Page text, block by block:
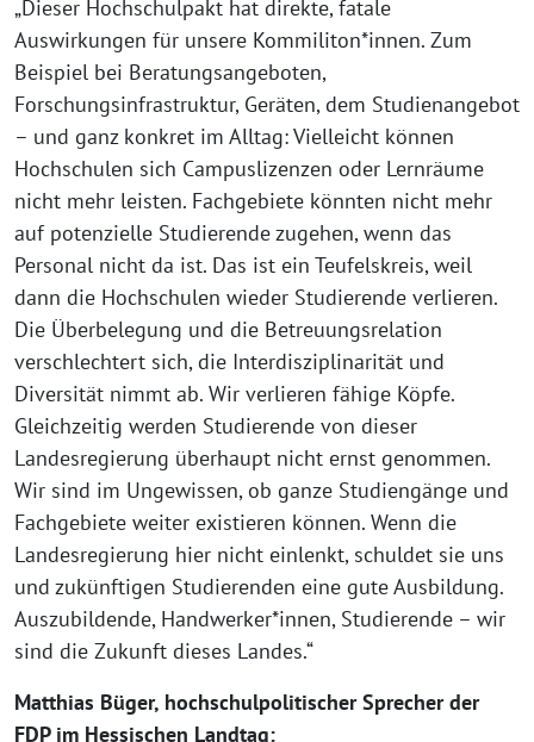
„Dieser Hochschulpakt hat direkte, fatale
Auswirkungen für unsere Kommiliton*innen. Zum
Beispiel bei Beratungsangeboten,
Forschungsinfrastruktur, Geräten, dem Studienangebot
– und ganz konkret im Alltag: Vielleicht können
Hochschulen sich Campuslizenzen oder Lernräume
nicht mehr leisten. Fachgebiete könnten nicht mehr
auf potenzielle Studierende zugehen, wenn das
Personal nicht da ist. Das ist ein Teufelskreis, weil
dann die Hochschulen wieder Studierende verlieren.
Die Überbelegung und die Betreuungsrelation
verschlechtert sich, die Interdisziplinarität und
Diversität nimmt ab. Wir verlieren fähige Köpfe.
Gleichzeitig werden Studierende von dieser
Landesregierung überhaupt nicht ernst genommen.
Wir sind im Ungewissen, ob ganze Studiengänge und
Fachgebiete weiter existieren können. Wenn die
Landesregierung hier nicht einlenkt, schuldet sie uns
und zukünftigen Studierenden eine gute Ausbildung.
Auszubildende, Handwerker*innen, Studierende – wir
sind die Zukunft dieses Landes.“
Matthias Büger, hochschulpolitischer Sprecher der
FDP im Hessischen Landtag: